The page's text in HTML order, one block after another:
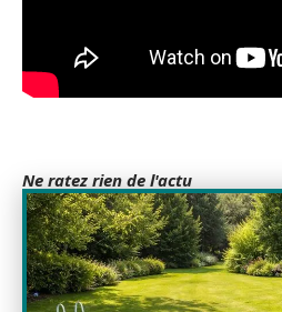
Ne ratez rien de l'actu